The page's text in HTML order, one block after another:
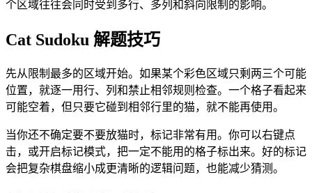
个区域往往会同时受到多行、多列和斜向限制的影响。
Cat Sudoku 解题技巧
先从限制最多的区域开始。如果某个彩色区域只剩两三个可能
位置，就逐一用行、列和禁止相邻规则检查。一个格子看起来
可能空着，但只要它碰到相邻行里的猫，就不能再使用。
当你还不确定要不要放猫时，标记非常有用。你可以右键点
击，或开启标记模式，把一定不能用的格子标出来。好的标记
会把复杂棋盘缩小成更清晰的逻辑问题，也能减少猜测。